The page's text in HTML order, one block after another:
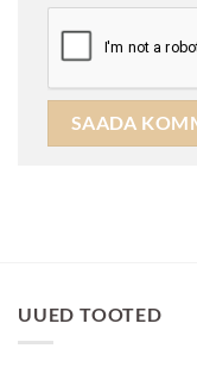
UUED TOOTED